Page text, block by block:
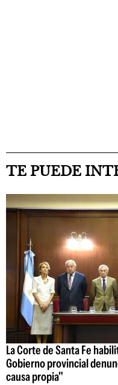
TE PUEDE
La Corte de Santa Fe
Gobierno provincial
causa propia"